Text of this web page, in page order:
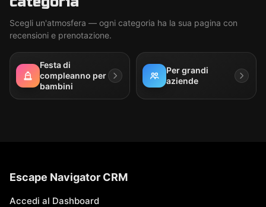
Scegli un'atmosfera — ogni categoria ha la sua pagina con
recensioni e prenotazione.
Festa di
compleanno per
bambini
Per grandi
aziende
Escape Navigator CRM
Accedi al Dashboard